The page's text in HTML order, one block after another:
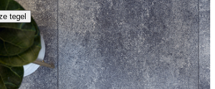
tegel